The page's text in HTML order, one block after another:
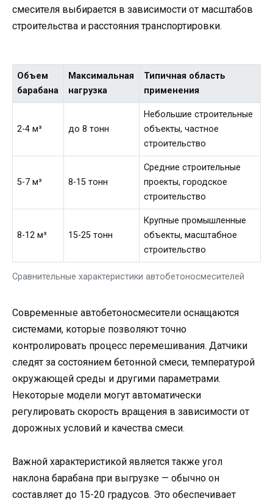
смесителя выбирается в зависимости от масштабов
строительства и расстояния транспортировки.
Сравнительные характеристики автобетоносмесителей
Объем
барабана
Максимальная
нагрузка
Типичная область
применения
2-4 м³ до 8 тонн
Небольшие строительные
объекты, частное
строительство
5-7 м³ 8-15 тонн
Средние строительные
проекты, городское
строительство
8-12 м³ 15-25 тонн
Крупные промышленные
объекты, масштабное
строительство
Современные автобетоносмесители оснащаются
системами, которые позволяют точно
контролировать процесс перемешивания. Датчики
следят за состоянием бетонной смеси, температурой
окружающей среды и другими параметрами.
Некоторые модели могут автоматически
регулировать скорость вращения в зависимости от
дорожных условий и качества смеси.
Важной характеристикой является также угол
наклона барабана при выгрузке — обычно он
составляет до 15-20 градусов. Это обеспечивает